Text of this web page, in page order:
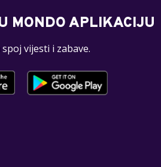
MONDO APLIKACIJU
vijesti i zabave.